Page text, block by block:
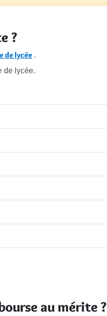
?
de lycée .
de lycée.
au mérite ?